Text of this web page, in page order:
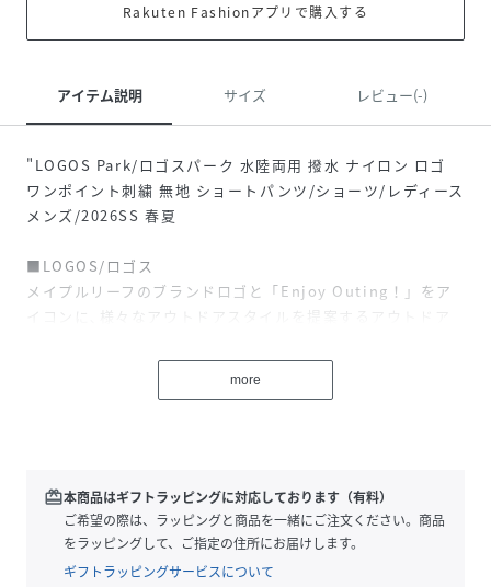
Rakuten Fashionアプリで購入する
アイテム説明 サイズ レビュー(-)
"LOGOS Park/ロゴスパーク 水陸両用 撥水 ナイロン ロゴ
ワンポイント刺繍 無地 ショートパンツ/ショーツ/レディース
メンズ/2026SS 春夏
■LOGOS/ロゴス
メイプルリーフのブランドロゴと「Enjoy Outing！」をア
イコンに､様々なアウトドアスタイルを提案するアウトドア
「海辺5メートルから標高800メートルまで」にて､愛用され
ることを開発当初からのブランドポリシーとしてきました｡
ア・ファミリーブランドとして世界中の人々に新たなアウト
ドア文化を発信し続けている。
近年はアウトドアカルチャーをデイリーに落とし込んだ､街
で着られるアパレルウエアも多く展開している。
more
redeem本商品はギフトラッピングに対応しております（有料）
ご希望の際は、ラッピングと商品を一緒にご注文ください。商品
をラッピングして、ご指定の住所にお届けします。
ギフトラッピングサービスについて